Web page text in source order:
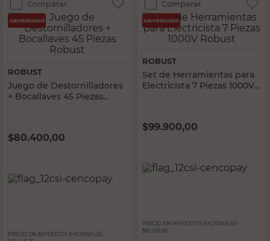
Comparar
ROBUST
Juego de Destornilladores
+ Bocallaves 45 Piezas
$80.400,00
PRECIO SIN IMPUESTOS NACIONALES:
Comparar
ROBUST
Set de Herramientas para
Electricista 7 Piezas 1000V
$99.900,00
PRECIO SIN IMPUESTOS NACIONALES:
$82.561,99